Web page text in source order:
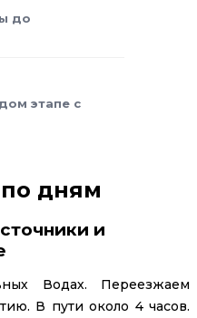
до
этапе с
дням
и
Водах. Переезжаем
В пути около 4 часов.